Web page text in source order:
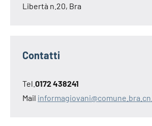
Libertà n.20, Bra
Contatti
Tel. 0172 438241
Mail